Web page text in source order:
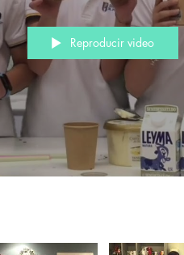
Reproducir video